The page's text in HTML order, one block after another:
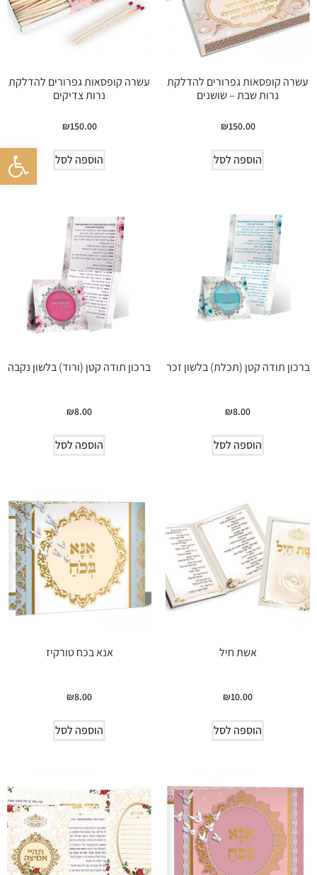
פתח
עשרה קופסאות גפרורים להדלקת
נרות שבת – שושנים
₪150.00
הוספה לסל
עשרה קופסאות גפרורים להדלקת
נרות צדיקים
₪150.00
הוספה לסל
ברכון תודה קטן (תכלת) בלשון זכר
₪8.00
הוספה לסל
ברכון תודה קטן (ורוד) בלשון נקבה
₪8.00
הוספה לסל
אשת חיל
₪10.00
הוספה לסל
אנא בכח טורקיז
₪8.00
הוספה לסל